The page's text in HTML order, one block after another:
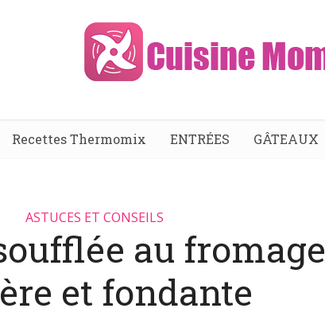
Recettes Thermomix ENTRÉES GÂTEAUX
ASTUCES ET CONSEILS
au fromage
et fondante